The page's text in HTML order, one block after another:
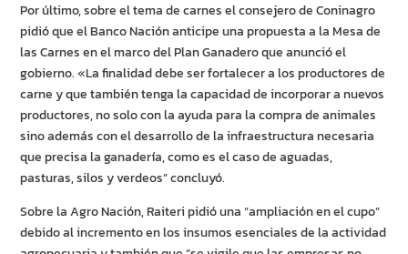
Por último, sobre el tema de carnes el consejero de Coninagro
pidió que el Banco Nación anticipe una propuesta a la Mesa de
las Carnes en el marco del Plan Ganadero que anunció el
gobierno. «La finalidad debe ser fortalecer a los productores de
carne y que también tenga la capacidad de incorporar a nuevos
productores, no solo con la ayuda para la compra de animales
sino además con el desarrollo de la infraestructura necesaria
que precisa la ganadería, como es el caso de aguadas,
pasturas, silos y verdeos” concluyó.
Sobre la Agro Nación, Raiteri pidió una “ampliación en el cupo”
debido al incremento en los insumos esenciales de la actividad